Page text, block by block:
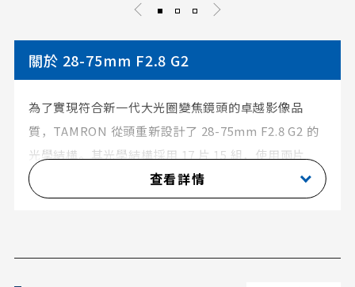
關於 28-75mm F2.8 G2
為了實現符合新一代大光圈變焦鏡頭的卓越影像品
質，TAMRON 從頭重新設計了 28-75mm F2.8 G2 的
光學結構。其光學結構採用 17 片 15 組，使用兩片
LD（低色散）和兩片 GM（玻璃模壓非球面）鏡片，
以最佳排列方式最大程度減少光學像差。該鏡頭在所
查看詳情